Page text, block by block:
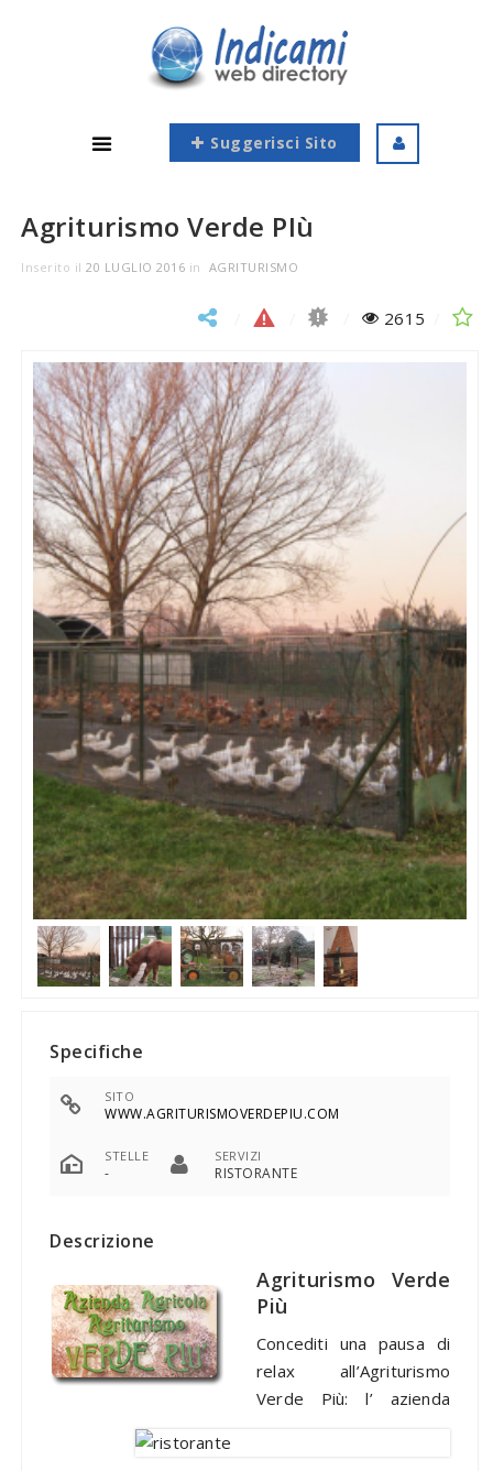
Suggerisci Sito
Agriturismo Verde PIù
Inserito il 20 LUGLIO 2016 in AGRITURISMO
2615
Specifiche
SITO
WWW.AGRITURISMOVERDEPIU.COM
STELLE
-
SERVIZI
RISTORANTE
Descrizione
Agriturismo Verde
Più
Concediti una pausa di
relax all’Agriturismo
Verde Più: l’ azienda